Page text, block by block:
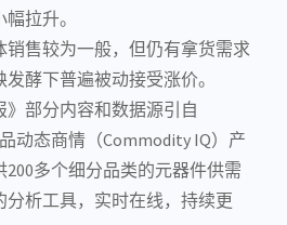
拉升。
销售较为一般，但仍有拿货需求
酵下普遍被动接受涨价。
》部分内容和数据源引自
动态商情（Commodity IQ）产
200多个细分品类的元器件供需
分析工具，实时在线，持续更